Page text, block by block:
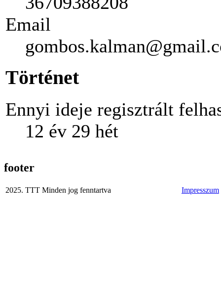
Email
Történet
Ennyi ideje regisztrált
12 év 29 hét
footer
2025. TTT Minden jog fenntartva Impresszum